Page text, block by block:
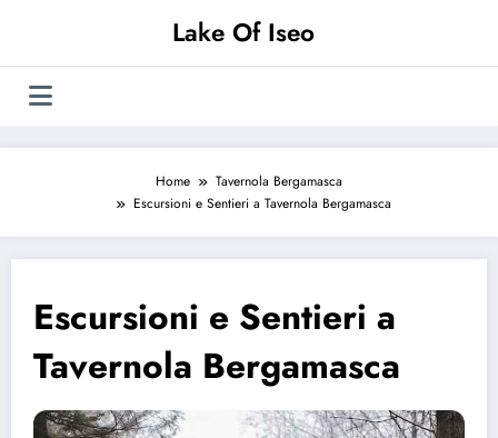
Lake Of Iseo
Home
Tavernola Bergamasca
Escursioni e Sentieri a Tavernola Bergamasca
Escursioni e Sentieri a
Tavernola Bergamasca